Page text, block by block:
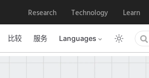
Research Technology Learn
比较 服务 Languages